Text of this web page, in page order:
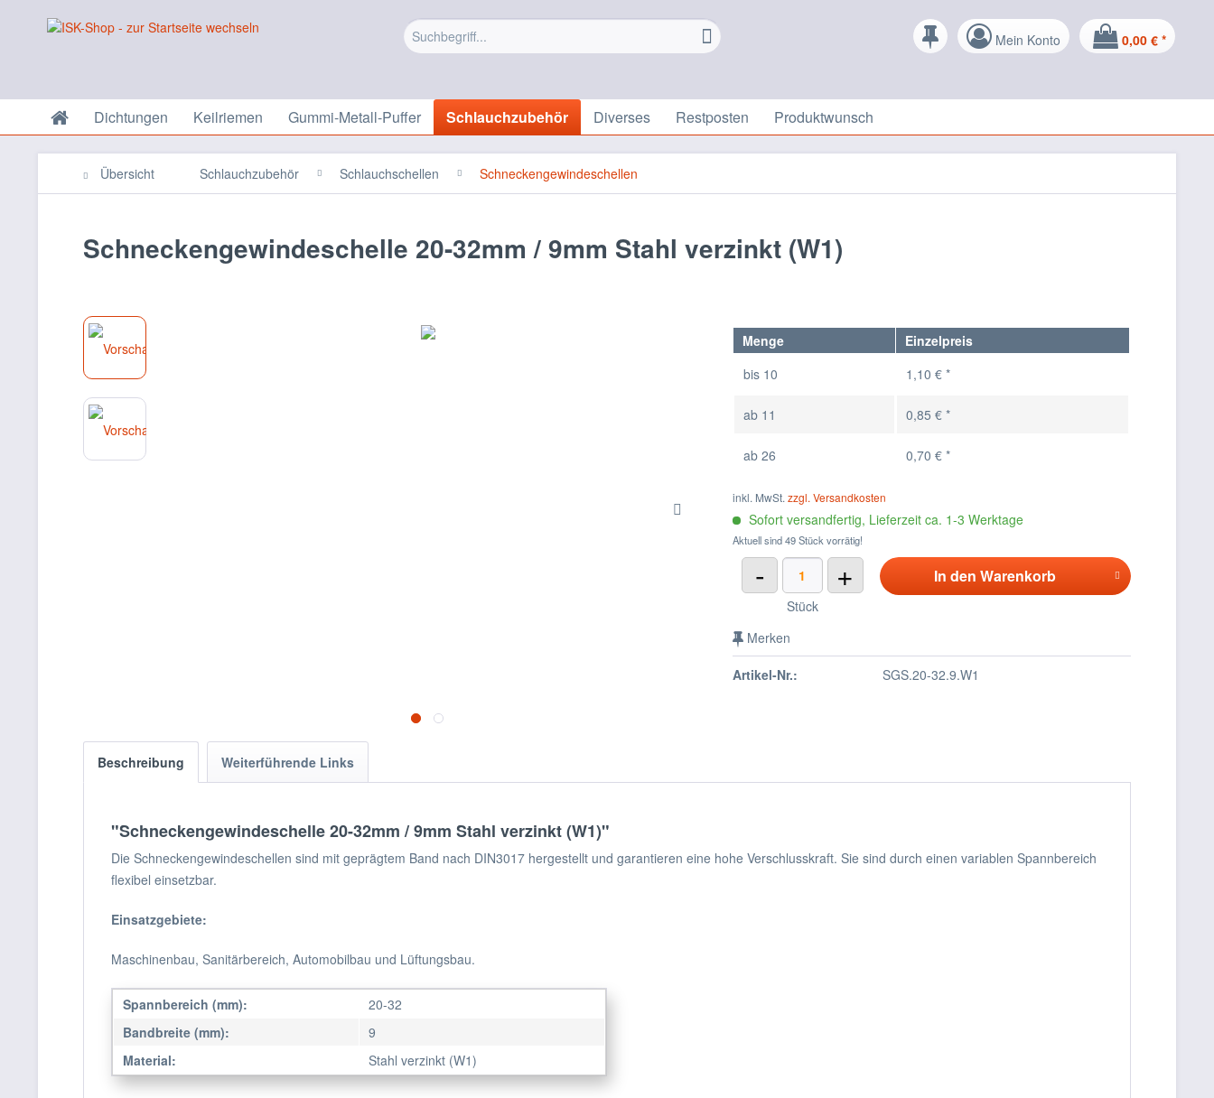
Mein Konto 0,00 € *
Dichtungen Keilriemen Gummi-Metall-Puffer Schlauchzubehör Diverses Restposten Produktwunsch
Übersicht Schlauchzubehör Schlauchschellen Schneckengewindeschellen
Schneckengewindeschelle 20-32mm / 9mm Stahl verzinkt (W1)
Menge
Einzelpreis
bis 10 1,10 € *
ab 11 0,85 € *
ab26 0,70 € *
inkl. MwSt.zzgl. Versandkosten
Sofort versandfertig, Lieferzeit ca. 1-3 Werktage
Aktuell sind 49 Stück vorrätig!
- +
Stück
In den Warenkorb
Merken
Artikel-Nr.: SGS.20-32.9.W1
Beschreibung Weiterführende Links
"Schneckengewindeschelle 20-32mm / 9mm Stahl verzinkt (W1)"
Die Schneckengewindeschellen sind mit geprägtem Band nach DIN3017 hergestellt und garantieren eine hohe Verschlusskraft. Sie sind durch einen variablen Spannbereich
flexibel einsetzbar.
Einsatzgebiete:
Maschinenbau, Sanitärbereich, Automobilbau und Lüftungsbau.
Spannbereich (mm):
20-32
Bandbreite (mm):
9
Material:
Stahl verzinkt (W1)